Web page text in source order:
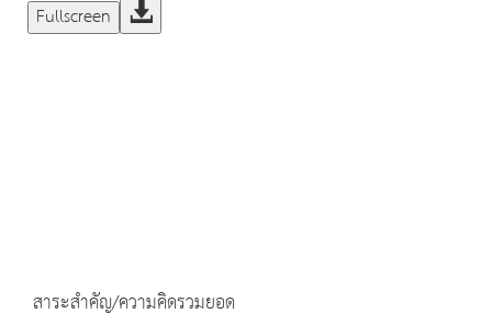
Fullscreen
สาระสำคัญ/ความคิดรวมยอด